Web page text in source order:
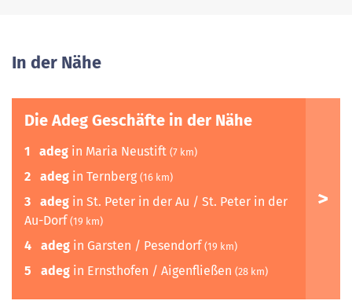
In der Nähe
Die Adeg Geschäfte in der Nähe
1 adeg in Maria Neustift (7 km)
2 adeg in Ternberg (16 km)
3 adeg in St. Peter in der Au / St. Peter in der
Au-Dorf (19 km)
4 adeg in Garsten / Pesendorf (19 km)
5 adeg in Ernsthofen / Aigenfließen (28 km)